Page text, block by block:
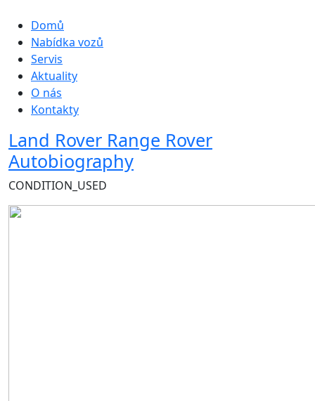
Hlavní navigace
Domů
Nabídka vozů
Servis
Aktuality
O nás
Kontakty
Land Rover Range Rover
Autobiography
CONDITION_USED
Obrázek